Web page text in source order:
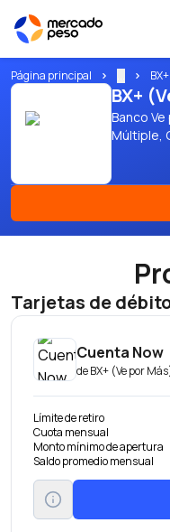
Página principal
BX+
Banco
Múltiple,
Tarjetas de
Cuenta Now
deBX+ (Ve por
Límite de retiro
Cuota mensual
Monto mínimo de apertura
Saldo promedio mensual